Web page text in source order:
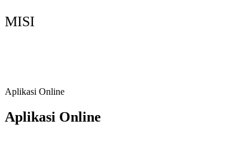
MISI
Aplikasi Online
Aplikasi Online